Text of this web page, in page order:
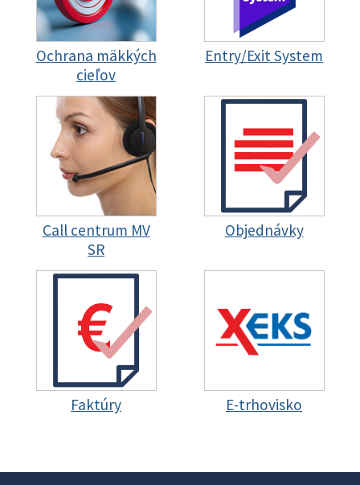
Ochrana mäkkých
cieľov
Entry/Exit System
Call centrum MV
SR
Objednávky
Faktúry E-trhovisko